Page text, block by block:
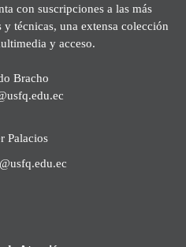
con suscripciones a las más
técnicas, una extensa colección
y acceso.
Bracho
Palacios